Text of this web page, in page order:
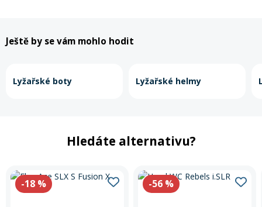
Ještě by se vám mohlo hodit
Lyžařské boty Lyžařské helmy
Hledáte alternativu?
-18 % -56 %